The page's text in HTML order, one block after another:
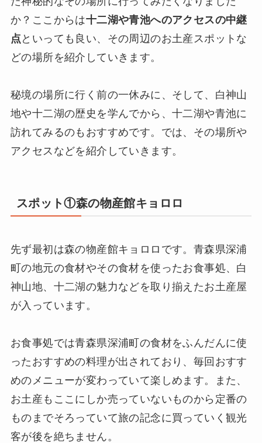
か？ここからは十二湖や青池へのアクセスの中継
点 といっても良い、その周辺のお土産スポットな
どの場所を紹介していきます。
秘境の場所に行く前の一休みに、そして、白神山
地や十二湖の歴史を学んでから、十二湖や青池に
訪れてみるのもおすすめです。では、その場所や
アクセスなどを紹介していきます。
スポット①森の物産館キョロロ
先ず最初は森の物産館キョロロです。青森県深浦
町の地元の食材やその食材を使ったお食事処、白
神山地、十二湖の魅力などを取り揃えたお土産屋
が入っています。
お食事処では青森県深浦町の食材をふんだんに使
ったおすすめの料理が出されており、毎回おすす
めのメニューが変わっていて楽しめます。また、
お土産もここにしか売っていないものから定番の
ものまでそろっていて旅の記念に買っていく観光
客が後を絶ちません。